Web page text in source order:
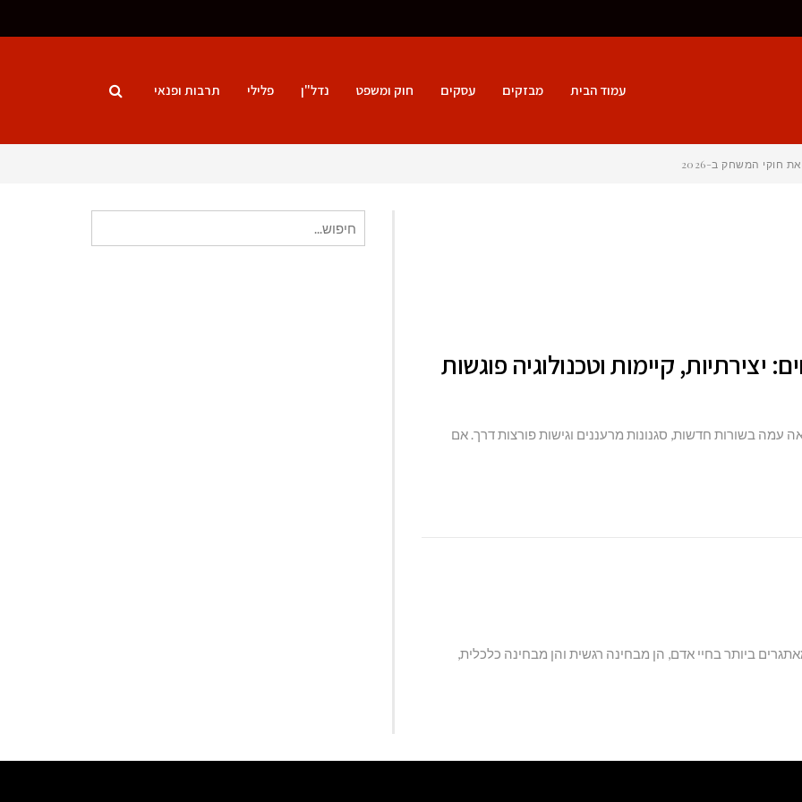
עמוד הבית מבזקים עסקים חוק ומשפט נדל"ן פלילי תרבות ופנאי
המשחק ב-2026
קיימות וטכנולוגיה פוגשות
עמה בשורות חדשות, סגנונות מרעננים וגישות פורצות דרך. אם
ביותר בחיי אדם, הן מבחינה רגשית והן מבחינה כלכלית,
עבור: